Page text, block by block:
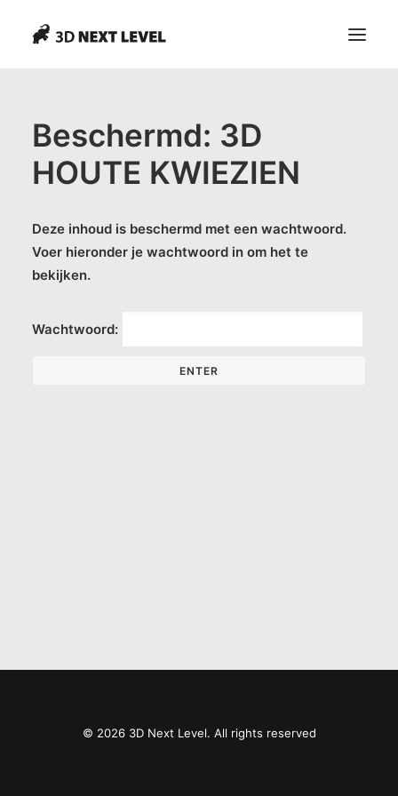
Search
Beschermd: 3D
HOUTE KWIEZIEN
Deze inhoud is beschermd met een wachtwoord.
Voer hieronder je wachtwoord in om het te
bekijken.
Wachtwoord:
© 2026 3D Next Level. All rights reserved